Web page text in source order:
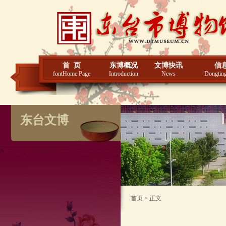
首 页 东博概况 文博快讯 信
fontHome Page Introduction News
东台文博
首页 > 正文